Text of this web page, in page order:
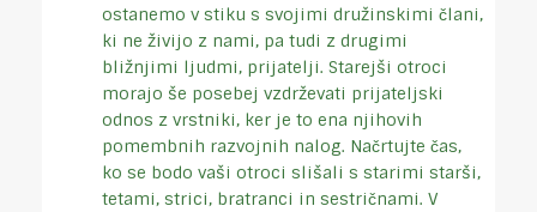
ostanemo v stiku s svojimi družinskimi člani,
ki ne živijo z nami, pa tudi z drugimi
bližnjimi ljudmi, prijatelji. Starejši otroci
morajo še posebej vzdrževati prijateljski
odnos z vrstniki, ker je to ena njihovih
pomembnih razvojnih nalog. Načrtujte čas,
ko se bodo vaši otroci slišali s starimi starši,
tetami, strici, bratranci in sestričnami. V